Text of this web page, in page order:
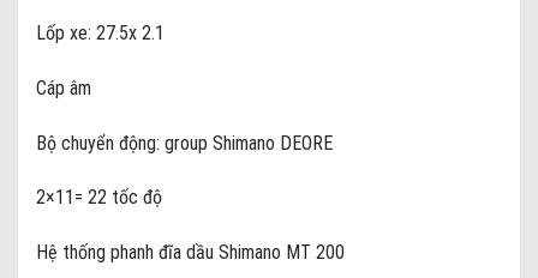
Lốp xe: 27.5x 2.1
Cáp âm
Bộ chuyển động: group Shimano DEORE
2×11= 22 tốc độ
Hệ thống phanh đĩa dầu Shimano MT 200